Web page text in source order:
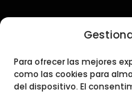
Para ofrecer las mejores
como las cookies para
del dispositivo. El
Contacto
PRENSA Y